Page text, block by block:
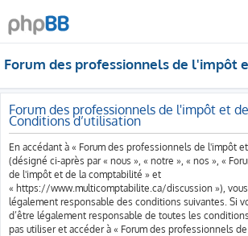
Forum des professionnels de l'impôt
Forum des professionnels de l'impôt et
Conditions d’utilisation
En accédant à « Forum des professionnels de l'impôt
(désigné ci-après par « nous », « notre », « nos », «
de l'impôt et de la comptabilité » et
« https://www.multicomptabilite.ca/discussion »), vous
légalement responsable des conditions suivantes. Si
d’être légalement responsable de toutes les
pas utiliser et accéder à « Forum des professionnels